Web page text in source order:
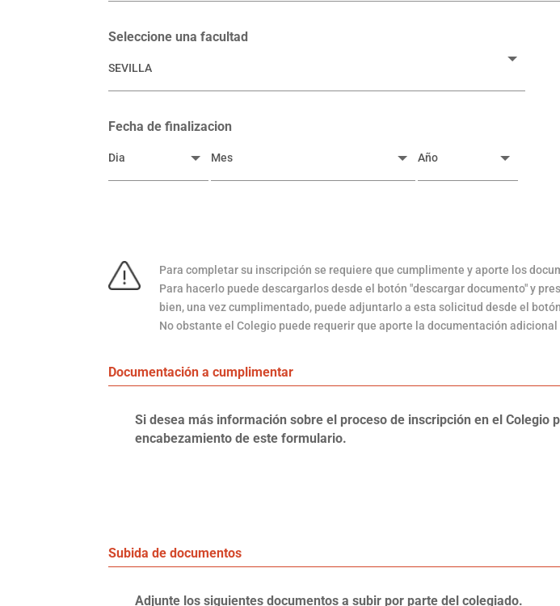
Seleccione una facultad
Fecha de finalizacion
Para completar su inscripción se requiere que cumplimente y aporte los
Para hacerlo puede descargarlos desde el botón "descargar documento" y
bien, una vez cumplimentado, puede adjuntarlo a esta solicitud desde el
No obstante el Colegio puede requerir que aporte la documentación
Documentación a cumplimentar
Si desea más información sobre el proceso de inscripción en el
encabezamiento de este formulario.
Subida de documentos
Adjunte los siguientes documentos a subir por parte del colegiado.